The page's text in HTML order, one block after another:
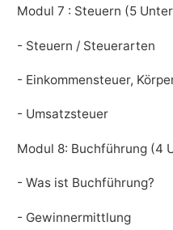
Modul 7 : Steuern (5
- Steuern / Steuerarten
- Einkommensteuer,
- Umsatzsteuer
Modul 8: Buchführung (4
- Was ist Buchführung?
- Gewinnermittlung